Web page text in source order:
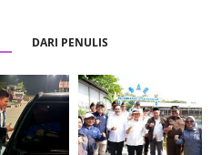
DARI PENULIS